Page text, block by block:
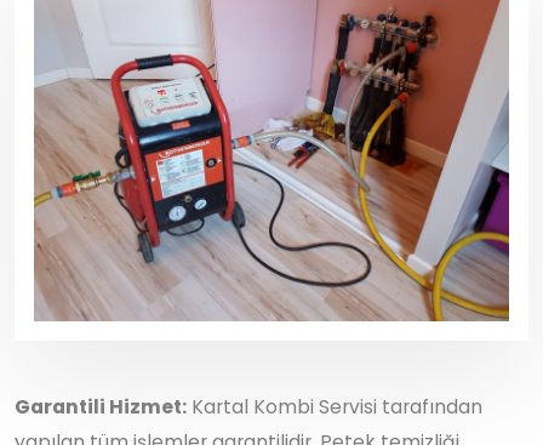
Garantili Hizmet: Kartal Kombi Servisi tarafından